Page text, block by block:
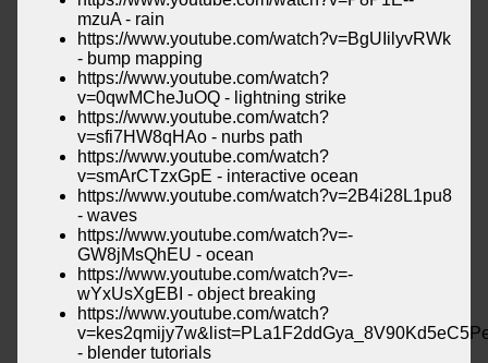
mzuA - rain
https://www.youtube.com/watch?v=BgUIilyvRWk
- bump mapping
https://www.youtube.com/watch?
v=0qwMCheJuOQ - lightning strike
https://www.youtube.com/watch?
v=sfi7HW8qHAo - nurbs path
https://www.youtube.com/watch?
v=smArCTzxGpE - interactive ocean
https://www.youtube.com/watch?v=2B4i28L1pu8
- waves
https://www.youtube.com/watch?v=-
GW8jMsQhEU - ocean
https://www.youtube.com/watch?v=-
wYxUsXgEBI - object breaking
https://www.youtube.com/watch?
- blender tutorials